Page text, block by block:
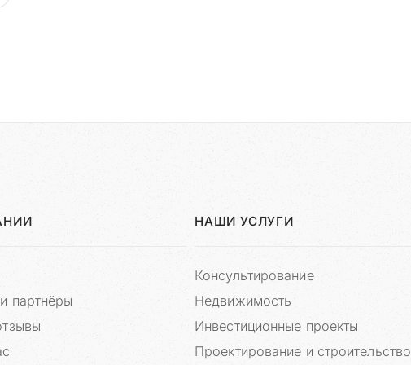
партнёры
НАШИ УСЛУГИ
Консультирование
Недвижимость
Инвестиционные проекты
Проектирование и строительство